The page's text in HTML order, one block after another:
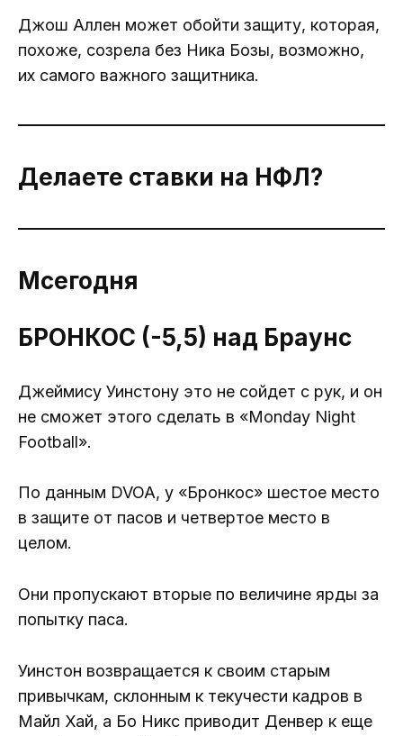
Джош Аллен может обойти защиту, которая,
похоже, созрела без Ника Бозы, возможно,
их самого важного защитника.
Делаете ставки на НФЛ?
Мсегодня
БРОНКОС (-5,5) над Браунс
Джеймису Уинстону это не сойдет с рук, и он
не сможет этого сделать в «Monday Night
Football».
По данным DVOA, у «Бронкос» шестое место
в защите от пасов и четвертое место в
целом.
Они пропускают вторые по величине ярды за
попытку паса.
Уинстон возвращается к своим старым
привычкам, склонным к текучести кадров в
Майл Хай, а Бо Никс приводит Денвер к еще